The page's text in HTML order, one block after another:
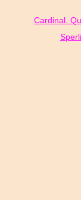
Cardinal.